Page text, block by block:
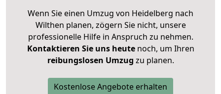
Wenn Sie einen Umzug von Heidelberg nach
Wilthen planen, zögern Sie nicht, unsere
professionelle Hilfe in Anspruch zu nehmen.
Kontaktieren Sie uns heutenoch, um Ihren
reibungslosen Umzug zu planen.
Kostenlose Angebote erhalten